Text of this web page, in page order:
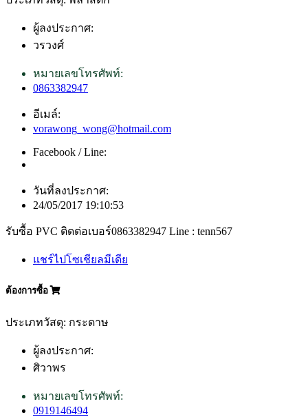
ผู้ลงประกาศ:
วรวงศ์
หมายเลขโทรศัพท์:
0863382947
อีเมล์:
vorawong_wong@hotmail.com
Facebook / Line:
วันที่ลงประกาศ:
24/05/2017 19:10:53
รับซื้อ PVC ติดต่อเบอร์0863382947 Line : tenn567
แชร์ไปโซเชียลมีเดีย
ต้องการซื้อ
ประเภทวัสดุ: กระดาษ
ผู้ลงประกาศ:
ศิวาพร
หมายเลขโทรศัพท์:
0919146494